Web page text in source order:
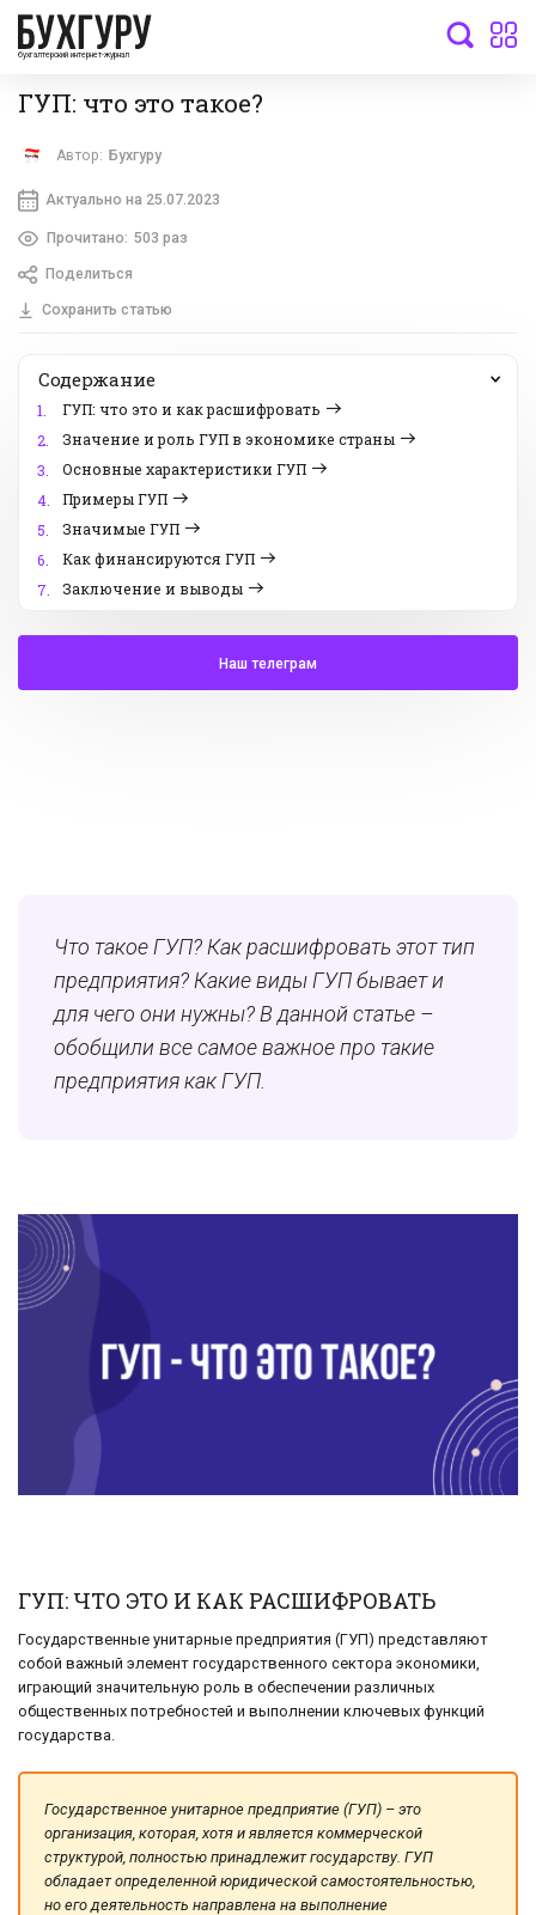
бухгалтерский интернет-журнал
ГУП: что это такое?
Автор: Бухгуру
Актуально на 25.07.2023
Прочитано: 503 раз
Поделиться
Сохранить статью
Содержание
1.
ГУП: что это и как расшифровать
2.
Значение и роль ГУП в экономике страны
3.
Основные характеристики ГУП
4.
Примеры ГУП
5.
Значимые ГУП
6.
Как финансируются ГУП
7.
Заключение и выводы
Наш телеграм
Что такое ГУП? Как расшифровать этот тип
предприятия? Какие виды ГУП бывает и
для чего они нужны? В данной статье –
обобщили все самое важное про такие
предприятия как ГУП.
ГУП: ЧТО ЭТО И КАК РАСШИФРОВАТЬ
Государственные унитарные предприятия (ГУП) представляют
собой важный элемент государственного сектора экономики,
играющий значительную роль в обеспечении различных
общественных потребностей и выполнении ключевых функций
государства.
Государственное унитарное предприятие (ГУП) – это
организация, которая, хотя и является коммерческой
структурой, полностью принадлежит государству. ГУП
обладает определенной юридической самостоятельностью,
но его деятельность направлена на выполнение